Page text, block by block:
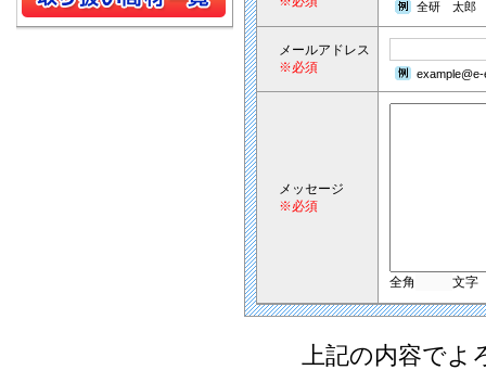
全研 太郎
メールアドレス
※必須
メッセージ
※必須
全角 文字
上記の内容でよ